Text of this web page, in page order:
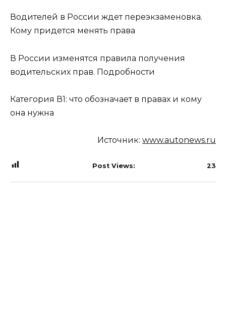
Водителей в России ждет переэкзаменовка.
Кому придется менять права
В России изменятся правила получения
водительских прав. Подробности
Категория В1: что обозначает в правах и кому
она нужна
Источник: www.autonews.ru
Post Views: 23